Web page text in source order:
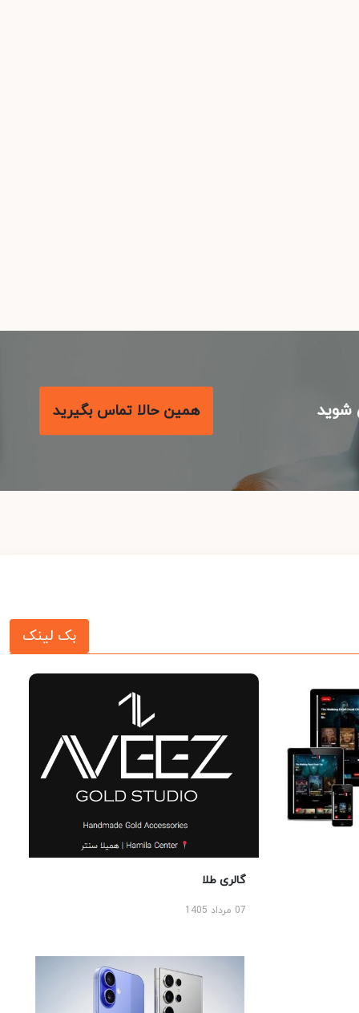
همین حالا تماس بگیرید
بک لینک
گالری طلا
07 مرداد 1405